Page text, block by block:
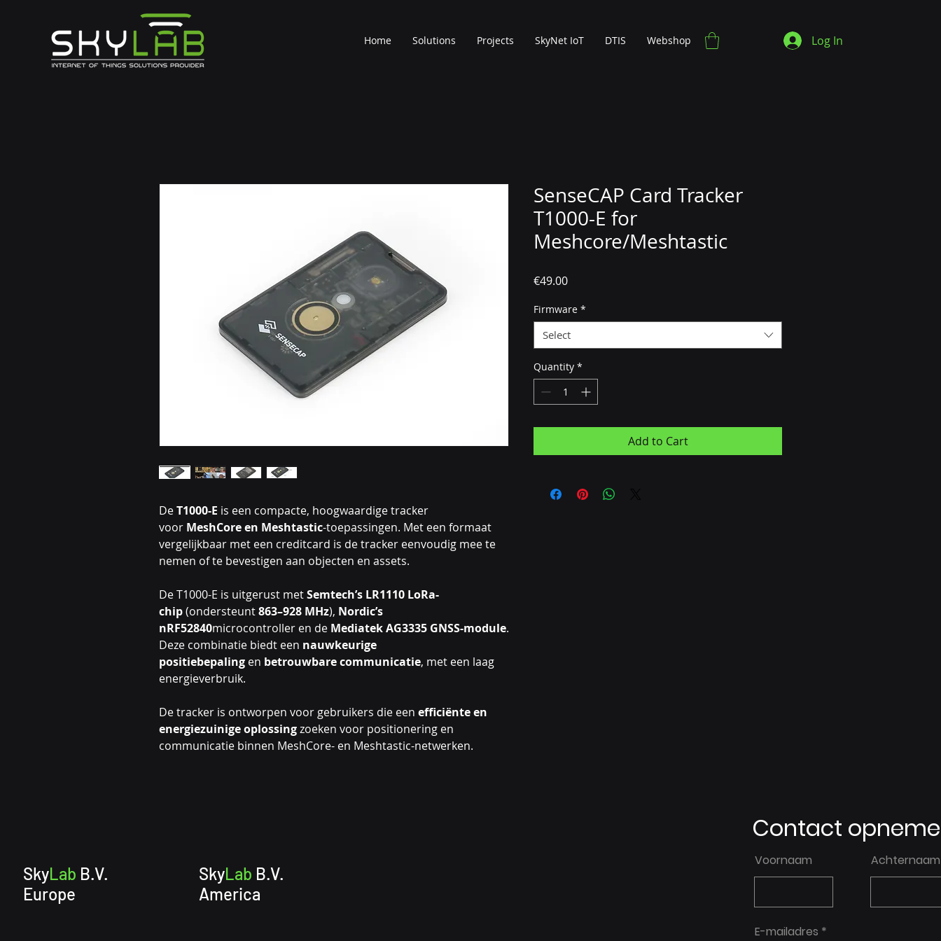
Home Solutions Projects SkyNet IoT DTIS Webshop Log In
DeT1000-E is een compacte, hoogwaardige tracker
voor MeshCore en Meshtastic-toepassingen. Met een formaat
vergelijkbaar met een creditcard is de tracker eenvoudig mee te
nemen of te bevestigen aan objecten en assets.
De T1000-E is uitgerust metSemtech’s LR1110 LoRa-
chip(ondersteunt863–928 MHz), Nordic’s
nRF52840microcontroller en de Mediatek AG3335 GNSS-module.
Deze combinatie biedt een nauwkeurige
positiebepaling en betrouwbare communicatie, met een laag
energieverbruik.
De tracker is ontworpen voor gebruikers die een efficiënte en
energiezuinige oplossingzoeken voor positionering en
communicatie binnen MeshCore- en Meshtastic-netwerken.
SenseCAP Card Tracker
T1000-E for
Meshcore/Meshtastic
€49.00Price
Firmware *
Select
Quantity *
Add to Cart
SkyLab B.V.
Europe
SkyLab B.V.
America
Contact
Voornaam Achternaam
E-mailadres